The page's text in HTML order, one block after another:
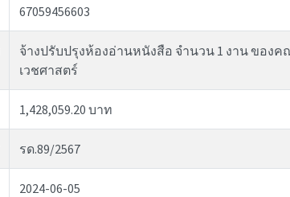
67059456603
จ้างปรับปรุงห้องอ่านหนังสือ จำนวน 1 งาน ของ
เวชศาสตร์
1,428,059.20 บาท
รด.89/2567
2024-06-05